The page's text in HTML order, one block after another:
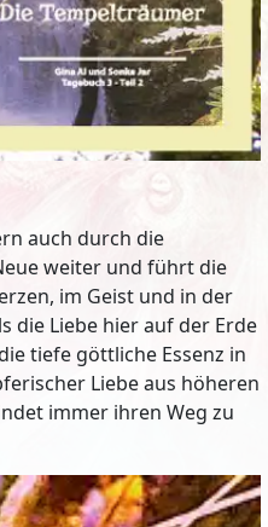
auch durch die
weiter und führt die
im Geist und in der
die Liebe hier auf der Erde
tiefe göttliche Essenz in
Liebe aus höheren
immer ihren Weg zu